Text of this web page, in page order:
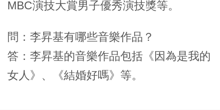
MBC演技大賞男子優秀演技獎等。
問：李昇基有哪些音樂作品？
答：李昇基的音樂作品包括《因為是我的
女人》、《結婚好嗎》等。